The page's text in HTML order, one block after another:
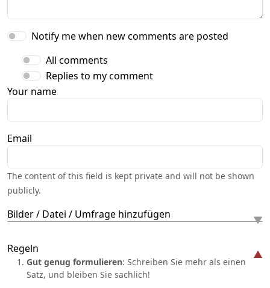
Notify me when new comments are posted
All comments
Replies to my comment
Your name
Email
The content of this field is kept private and will not be shown
publicly.
Bilder / Datei / Umfrage hinzufügen
Regeln
Gut genug formulieren: Schreiben Sie mehr als einen
Satz, und bleiben Sie sachlich!